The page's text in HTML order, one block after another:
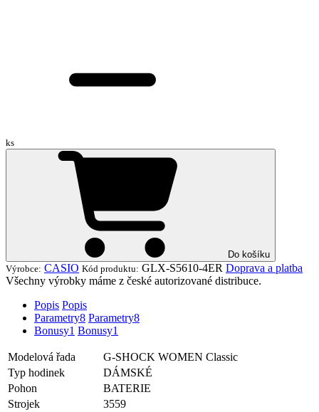
ks
Do košíku
Výrobce: CASIO Kód produktu: GLX-S5610-4ER Doprava a platba
Všechny výrobky máme z české autorizované distribuce.
Popis Popis
Parametry8 Parametry8
Bonusy1 Bonusy1
Modelová řada
G-SHOCK WOMEN Classic
Typ hodinek
DÁMSKÉ
Pohon
BATERIE
Strojek
3559